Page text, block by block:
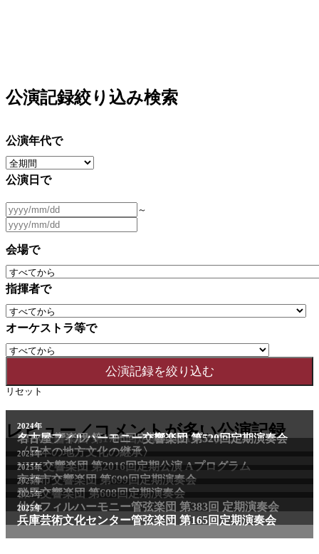
公演記録絞り込み検索
公演年代で
公演日で
～
会場で
指揮者で
オーケストラ等で
リセット
レビュー／コメントが多い公演記録